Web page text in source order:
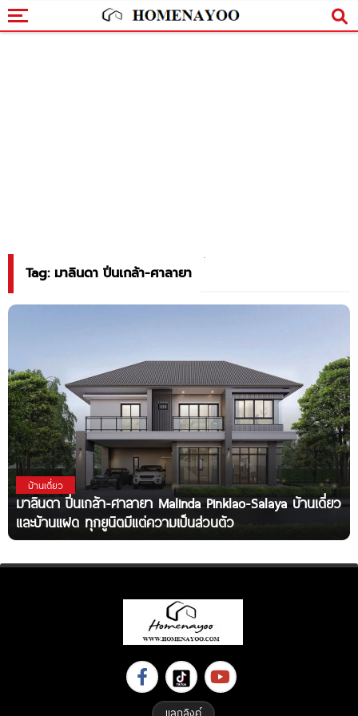
Tag: มาลินดา ปิ่นเกล้า-ศาลายา
บ้านเดี่ยว
มาลินดา ปิ่นเกล้า-ศาลายา Malinda Pinklao-Salaya บ้านเดี่ยว
และบ้านแฝด ทุกยูนิตมีแต่ความเป็นส่วนตัว